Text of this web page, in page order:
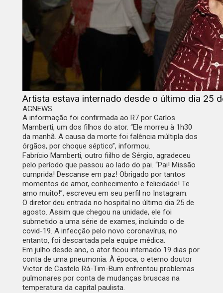
Artista estava internado desde o último dia 25
AGNEWS
A informação foi confirmada ao R7por Carlos
Mamberti, um dos filhos do ator. “Ele morreu à 1h30
da manhã. A causa da morte foi falência múltipla dos
órgãos, por choque séptico”, informou.
Fabrício Mamberti, outro fiilho de Sérgio, agradeceu
pelo período que passou ao lado do pai. “Pai! Missão
cumprida! Descanse em paz! Obrigado por tantos
momentos de amor, conhecimento e felicidade! Te
amo muito!”, escreveu em seu perfil no Instagram.
O diretor deu entrada no hospital no último dia 25 de
agosto. Assim que chegou na unidade, ele foi
submetido a uma série de exames, incluindo o de
covid-19. A infecção pelo novo coronavírus, no
entanto, foi descartada pela equipe médica.
Em julho desde ano, o ator ficou internado 19 dias por
conta de uma pneumonia. À época, o eterno doutor
Victor de Castelo Rá-Tim-Bum enfrentou problemas
pulmonares por conta de mudanças bruscas na
temperatura da capital paulista.